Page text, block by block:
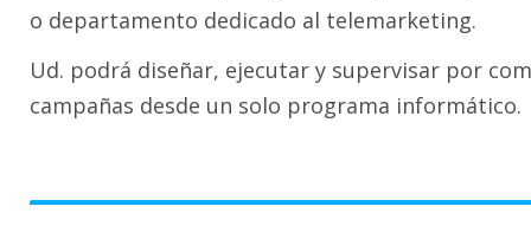
o departamento dedicado al telemarketing.
Ud. podrá diseñar, ejecutar y supervisar por
campañas desde un solo programa informático.